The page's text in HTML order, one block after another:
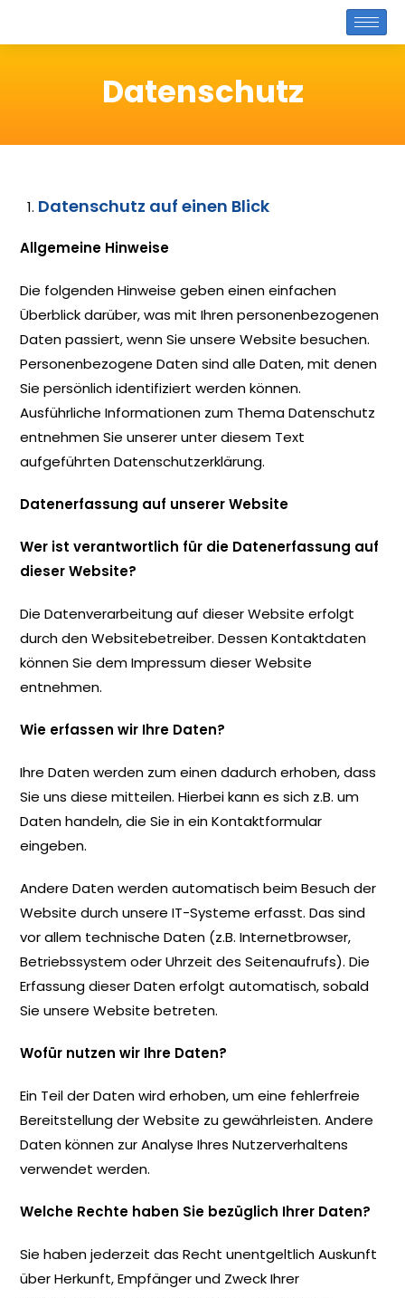
Datenschutz
Datenschutz auf einen Blick
Allgemeine Hinweise
Die folgenden Hinweise geben einen einfachen
Überblick darüber, was mit Ihren personenbezogenen
Daten passiert, wenn Sie unsere Website besuchen.
Personenbezogene Daten sind alle Daten, mit denen
Sie persönlich identifiziert werden können.
Ausführliche Informationen zum Thema Datenschutz
entnehmen Sie unserer unter diesem Text
aufgeführten Datenschutzerklärung.
Datenerfassung auf unserer Website
Wer ist verantwortlich für die Datenerfassung auf
dieser Website?
Die Datenverarbeitung auf dieser Website erfolgt
durch den Websitebetreiber. Dessen Kontaktdaten
können Sie dem Impressum dieser Website
entnehmen.
Wie erfassen wir Ihre Daten?
Ihre Daten werden zum einen dadurch erhoben, dass
Sie uns diese mitteilen. Hierbei kann es sich z.B. um
Daten handeln, die Sie in ein Kontaktformular
eingeben.
Andere Daten werden automatisch beim Besuch der
Website durch unsere IT-Systeme erfasst. Das sind
vor allem technische Daten (z.B. Internetbrowser,
Betriebssystem oder Uhrzeit des Seitenaufrufs). Die
Erfassung dieser Daten erfolgt automatisch, sobald
Sie unsere Website betreten.
Wofür nutzen wir Ihre Daten?
Ein Teil der Daten wird erhoben, um eine fehlerfreie
Bereitstellung der Website zu gewährleisten. Andere
Daten können zur Analyse Ihres Nutzerverhaltens
verwendet werden.
Welche Rechte haben Sie bezüglich Ihrer Daten?
Sie haben jederzeit das Recht unentgeltlich Auskunft
über Herkunft, Empfänger und Zweck Ihrer